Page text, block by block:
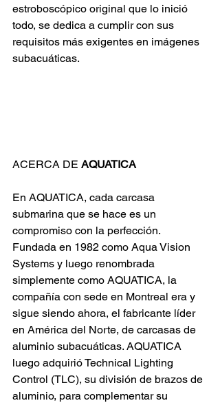
estroboscópico original que lo inició
todo, se dedica a cumplir con sus
requisitos más exigentes en imágenes
subacuáticas.
ACERCA DE AQUATICA
En AQUATICA, cada carcasa
submarina que se hace es un
compromiso con la perfección.
Fundada en 1982 como Aqua Vision
Systems y luego renombrada
simplemente como AQUATICA, la
compañía con sede en Montreal era y
sigue siendo ahora, el fabricante líder
en América del Norte, de carcasas de
aluminio subacuáticas. AQUATICA
luego adquirió Technical Lighting
Control (TLC), su división de brazos de
aluminio, para complementar su